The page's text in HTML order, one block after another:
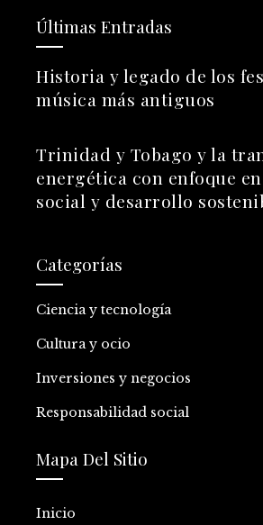
Últimas Entradas
Historia y legado de los
música más antiguos
Trinidad y Tobago y la
energética con enfoque
social y desarrollo
Categorías
Ciencia y tecnología
Cultura y ocio
Inversiones y negocios
Responsabilidad social
Mapa Del Sitio
Inicio